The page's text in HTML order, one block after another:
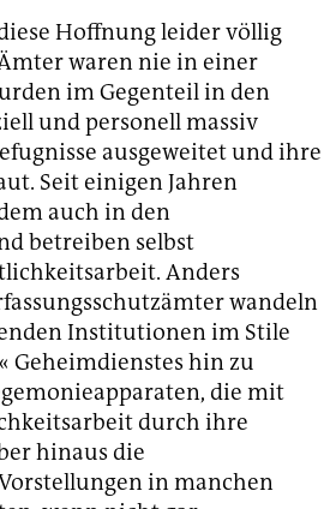
Hoffnung leider völlig
waren nie in einer
im Gegenteil in den
und personell massiv
ausgeweitet und ihre
Seit einigen Jahren
auch in den
betreiben selbst
Anders
wandeln
Institutionen im Stile
Geheimdienstes hin zu
die mit
durch ihre
hinaus die
in manchen